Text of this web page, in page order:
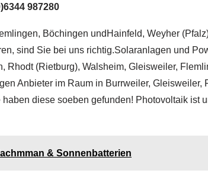
987280
Böchingen undHainfeld, Weyher
sind Sie bei uns richtig.Solaranlagen und
Rhodt (Rietburg), Walsheim, Gleisweiler,
Anbieter im Raum in Burrweiler, Gleisweiler,
diese soeben gefunden! Photovoltaik ist
& Sonnenbatterien